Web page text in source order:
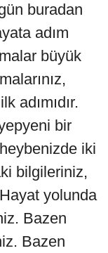
buradan
adım
büyük
adımıdır.
bir
iki
bilgileriniz,
yolunda
Bazen
Bazen